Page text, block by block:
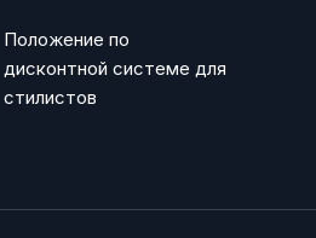
Положение по
дисконтной системе для
стилистов